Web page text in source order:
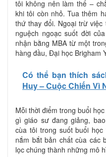
tôi không nên làm thế –
khi tôi còn nhỏ. Tua thêm
thứ thay đổi. Ngoại trừ
nguệch ngoạc suốt đời
nhận bằng MBA từ một
hàng đầu, Đại học Brigham
Có thể bạn thích
Huy – Cuộc Chiến Vì
Mỗi thời điểm trong buổi
gì giáo sư đang giảng,
cùa tôi trong suốt buổi
nắm bắt bản chất cùa các
lọc chúng thành những mô